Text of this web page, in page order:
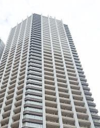
お部屋を再検索
〜